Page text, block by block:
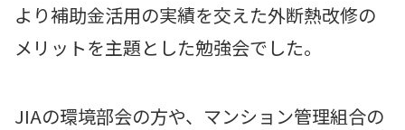
より補助金活用の実績を交えた外断熱改修の
メリットを主題とした勉強会でした。
JIAの環境部会の方や、マンション管理組合の